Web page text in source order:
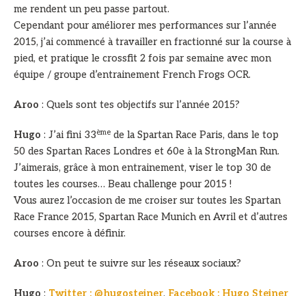
me rendent un peu passe partout.
Cependant pour améliorer mes performances sur l’année
2015, j’ai commencé à travailler en fractionné sur la course à
pied, et pratique le crossfit 2 fois par semaine avec mon
équipe / groupe d’entrainement French Frogs OCR.
Aroo : Quels sont tes objectifs sur l’année 2015?
Hugo : J’ai fini 33ème de la Spartan Race Paris, dans le top
50 des Spartan Races Londres et 60e à la StrongMan Run.
J’aimerais, grâce à mon entrainement, viser le top 30 de
toutes les courses… Beau challenge pour 2015 !
Vous aurez l’occasion de me croiser sur toutes les Spartan
Race France 2015, Spartan Race Munich en Avril et d’autres
courses encore à définir.
Aroo : On peut te suivre sur les réseaux sociaux?